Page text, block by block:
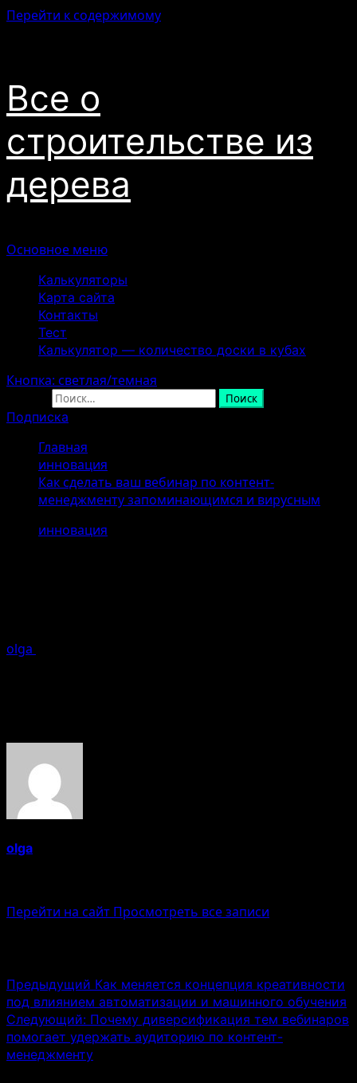
Перейти к содержимому
Все о
строительстве из
дерева
Основное меню
Калькуляторы
Карта сайта
Контакты
Тест
Калькулятор — количество доски в кубах
Кнопка: светлая/темная
Подписка
Главная
инновация
Как сделать ваш вебинар по контент-
менеджменту запоминающимся и вирусным
инновация
olga
olga
Перейти на сайт Просмотреть все записи
Предыдущий Как меняется концепция креативности
под влиянием автоматизации и машинного обучения
Следующий: Почему диверсификация тем вебинаров
помогает удержать аудиторию по контент-
менеджменту